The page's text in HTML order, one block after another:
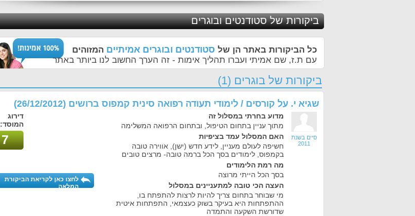
ביקורות של סטודנטים ובוגרים
כל הביקורות באתר הן של סטודנטים ובוגרים אמיתיים המזוהים
עם ת.ז, שם אמיתי ועברו תהליך אימות - זה הערך החשוב לנו ביותר באתר
ביקורות של בוגרים (1)
שגיא י. על קורסים / לימודי תעודה רפואה סינית קמפוס ברושים (26/12/2012)
סיים בשנת
2011
מדוע בחרתי במסלול זה
מתוך עניין בתחום הטיפול, ובתחום הרפואה המשלימה
האם המסלול עמד בציפיות
חשיפה לעולם מעניין, לידע חדש (ישן), אווירה טובה
בקמפוס, לימודים בסך הכל ברמה טובה- מרצים טובים
מה רמת הלימודים
בסך הכל הייתי מרוצה
העצה הכי טובה למתעניינים במסלול
מי שבוחר בתחום צריך להיות לרצות להתפתח בו,
ההתפתחות היא בעיקר בשוק כעצמאי, התפתחות איטית
שדורשת השקעה והתמדה
דירוג
המוסד:
7
לחצו כאן לקריאת הביקורת
המלאה